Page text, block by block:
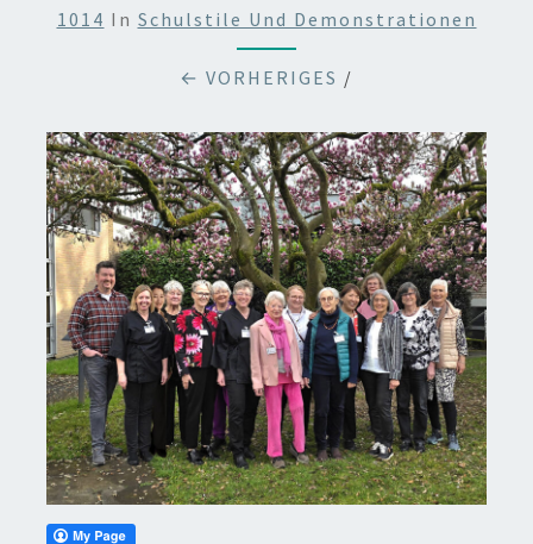
1014 In Schulstile Und Demonstrationen
← VORHERIGES /